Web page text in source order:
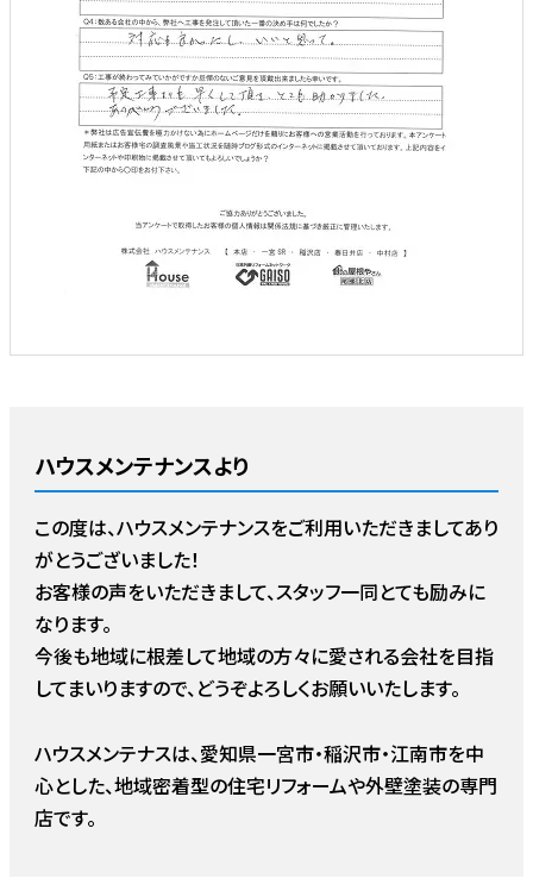
ハウスメンテナンスより
この度は、ハウスメンテナンスをご利用いただきましてあり
がとうございました！
お客様の声をいただきまして、スタッフ一同とても励みに
なります。
今後も地域に根差して地域の方々に愛される会社を目指
してまいりますので、どうぞよろしくお願いいたします。
ハウスメンテナスは、愛知県一宮市・稲沢市・江南市を中
心とした、地域密着型の住宅リフォームや外壁塗装の専門
店です。